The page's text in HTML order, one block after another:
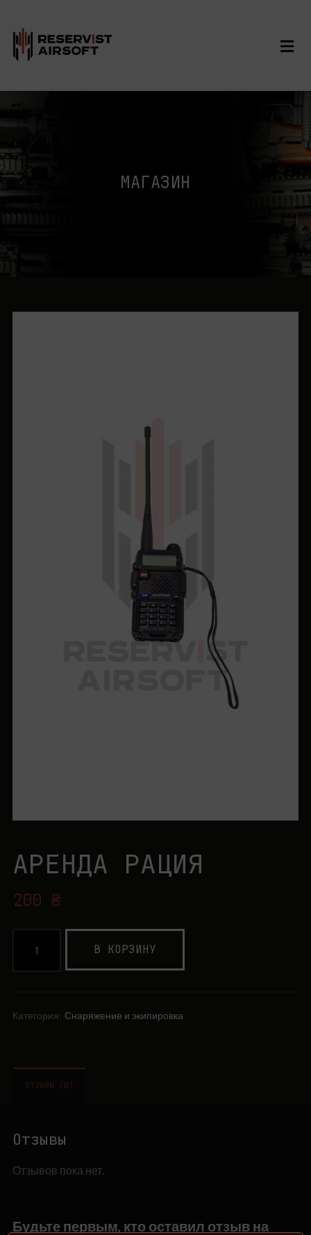
МАГАЗИН
АРЕНДА РАЦИЯ
200 ₴
В КОРЗИНУ
Категория: Снаряжение и экипировка
ОТЗЫВЫ (0)
Отзывы
Отзывов пока нет.
Будьте первым, кто оставил отзыв на